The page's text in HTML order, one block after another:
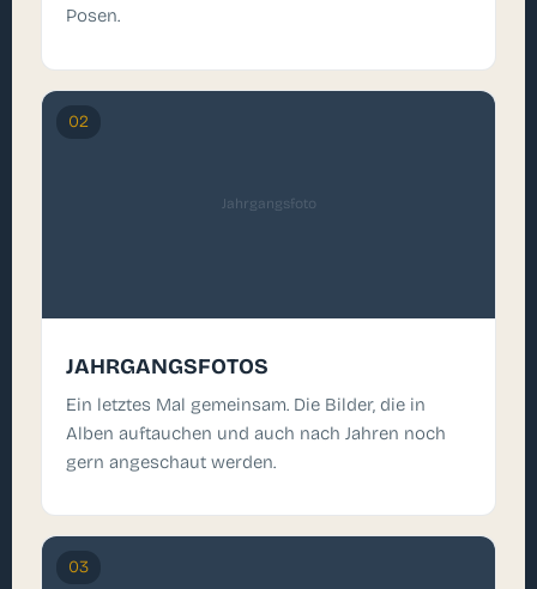
Posen.
Jahrgangsfoto
02
JAHRGANGSFOTOS
Ein letztes Mal gemeinsam. Die Bilder, die in
Alben auftauchen und auch nach Jahren noch
gern angeschaut werden.
03